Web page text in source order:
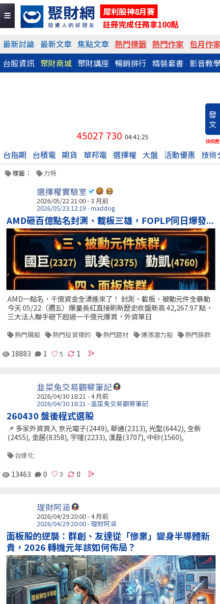
犀利股神8月賽
註冊完成任務拿100點
最新討論 最新文章 焦點文章 熱門標籤 熱門作家 包月作
台股資訊 聚財商城 聚財講座 暢銷排行 精裝套書 影音教
發
文
換稿費
45027 730 04:41:25
台指期 台積電 期貨 華邦電 選擇權 大盤 活動優惠 技術
標籤： 力特
選擇權實驗室
2026/05/22 21:00 - 3 月前
2026/05/23 12:19 - maddog
AMD砸百億點名封測、載板三雄，FOPLP同日爆發...
AMD一點名，千億資金全湧進來了！ 封測、載板、被動元件全暴動
今天 05/22（週五）爆量長紅直接刷新歷史收盤新高 42,267.97 點，
三大法人聯手砸下超過一千億元爆買，外資單日
熱門飆股 熱門投資標的 熱門題材 爆漲潛力股 熱門族群
18883 1 1
韭菜兔交易觀察筆記
2026/04/30 18:21 - 4 月前
2026/04/30 18:21 - 韭菜兔交易觀察筆記
260430 盤後程式選股
📌 多家外資買入 京元電子(2449), 華通(2313), 光聖(6442), 全新
(2455), 金居(8358), 宇隆(2233), 漢磊(3707), 中砂(1560),
台達化
13463 0 0
理財阿涵
2026/04/29 20:00 - 4 月前
2026/04/29 20:00 - 理財阿涵
面板股的逆襲：群創、友達從「慘業」變身半導體新
貴，2026 轉機元年該如何佈局？